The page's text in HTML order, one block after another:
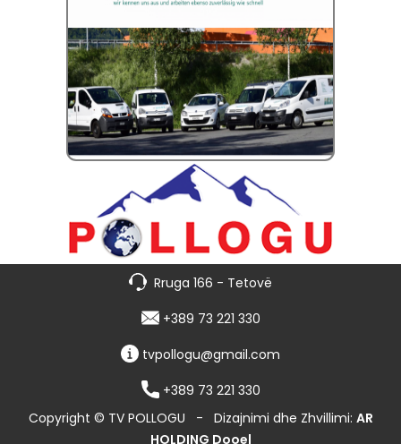
Rruga 166 - Tetovë
+389 73 221 330
tvpollogu@gmail.com
+389 73 221 330
Copyright © TV POLLOGU - Dizajnimi dhe Zhvillimi: AR
HOLDING Dooel